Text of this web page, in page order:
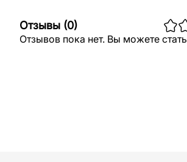
Отзывы (0)
Отзывов пока нет. Вы можете